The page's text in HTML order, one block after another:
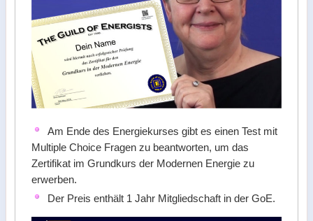
Am Ende des Energiekurses gibt es einen Test mit
Multiple Choice Fragen zu beantworten, um das
Zertifikat im Grundkurs der Modernen Energie zu
erwerben.
Der Preis enthält 1 Jahr Mitgliedschaft in der GoE.